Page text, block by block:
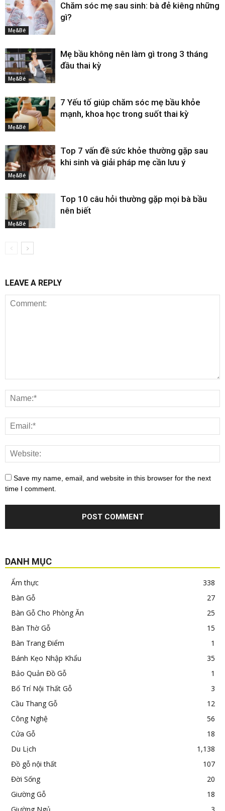
Mẹ&Bé
Chăm sóc mẹ sau sinh: bà đẻ kiêng những
gì?
Mẹ&Bé
Mẹ bầu không nên làm gì trong 3 tháng
đầu thai kỳ
Mẹ&Bé
7 Yếu tố giúp chăm sóc mẹ bầu khỏe
mạnh, khoa học trong suốt thai kỳ
Mẹ&Bé
Top 7 vấn đề sức khỏe thường gặp sau
khi sinh và giải pháp mẹ cần lưu ý
Mẹ&Bé
Top 10 câu hỏi thường gặp mọi bà bầu
nên biết
LEAVE A REPLY
Save my name, email, and website in this browser for the next
time I comment.
DANH MỤC
Ẩm thực
338
Bàn Gỗ
27
Bàn Gỗ Cho Phòng Ăn
25
Bàn Thờ Gỗ
15
Bàn Trang Điểm
1
Bánh Kẹo Nhập Khẩu
35
Bảo Quản Đồ Gỗ
1
Bố Trí Nội Thất Gỗ
3
Cầu Thang Gỗ
12
Công Nghệ
56
Cửa Gỗ
18
Du Lịch
1,138
Đồ gỗ nội thất
107
Đời Sống
20
Giường Gỗ
18